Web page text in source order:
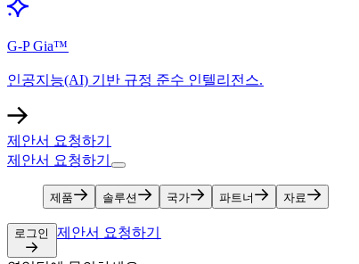
G-P Gia™​​
인공지능(AI) 기반 규정 준수 인텔리전스.​​
제안서 요청하기​​
제안서 요청하기​​
제품​​ 솔루션​​ 국가​​ 파트너​​ 자료​​
로그인​​ 제안서 요청하기​​